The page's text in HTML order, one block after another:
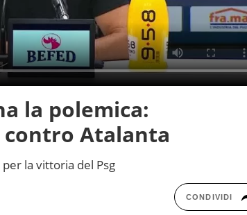
la polemica:
Atalanta
la vittoria del Psg
CONDIVIDI